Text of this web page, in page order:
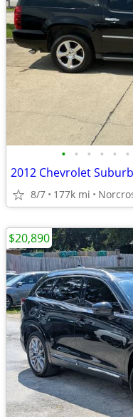
• • • • • •
2012 Chevrolet
8/7 177k mi
$20,890